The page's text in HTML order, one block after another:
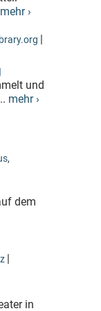
mehr ›
|
und
mehr ›
,
dem
|
in